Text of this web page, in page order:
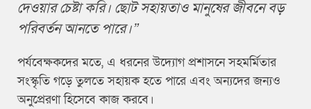
দেওয়ার চেষ্টা করি। ছোট সহায়তাও মানুষের জীবনে বড়
পরিবর্তন আনতে পারে।”
পর্যবেক্ষকদের মতে, এ ধরনের উদ্যোগ প্রশাসনে সহমর্মিতার
সংস্কৃতি গড়ে তুলতে সহায়ক হতে পারে এবং অন্যদের জন্যও
অনুপ্রেরণা হিসেবে কাজ করবে।